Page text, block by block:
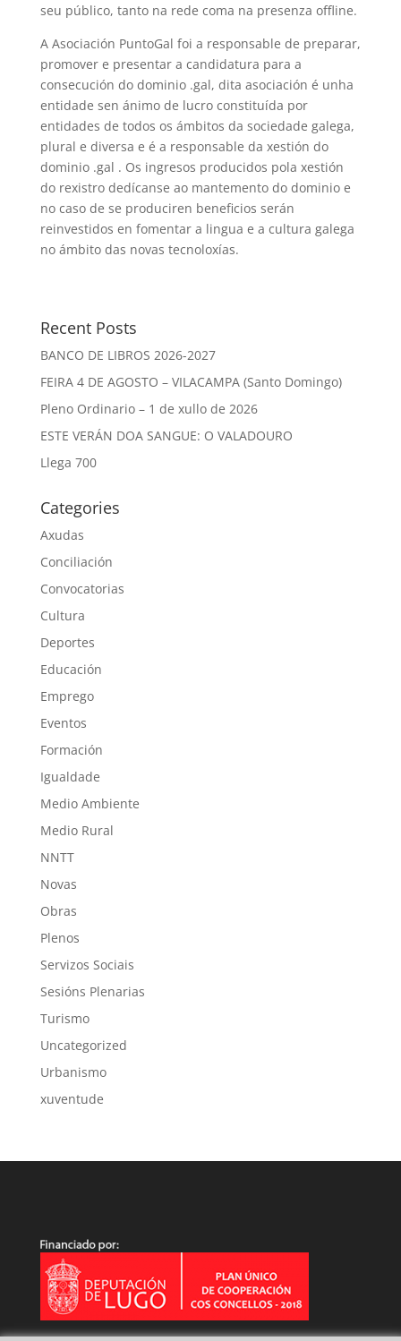
seu público, tanto na rede coma na presenza offline.
A Asociación PuntoGal foi a responsable de preparar,
promover e presentar a candidatura para a
consecución do dominio .gal, dita asociación é unha
entidade sen ánimo de lucro constituída por
entidades de todos os ámbitos da sociedade galega,
plural e diversa e é a responsable da xestión do
dominio .gal . Os ingresos producidos pola xestión
do rexistro dedícanse ao mantemento do dominio e
no caso de se produciren beneficios serán
reinvestidos en fomentar a lingua e a cultura galega
no ámbito das novas tecnoloxías.
Recent Posts
BANCO DE LIBROS 2026-2027
FEIRA 4 DE AGOSTO – VILACAMPA (Santo Domingo)
Pleno Ordinario – 1 de xullo de 2026
ESTE VERÁN DOA SANGUE: O VALADOURO
Llega 700
Categories
Axudas
Conciliación
Convocatorias
Cultura
Deportes
Educación
Emprego
Eventos
Formación
Igualdade
Medio Ambiente
Medio Rural
NNTT
Novas
Obras
Plenos
Servizos Sociais
Sesións Plenarias
Turismo
Uncategorized
Urbanismo
xuventude